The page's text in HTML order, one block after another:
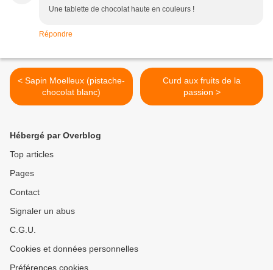
Une tablette de chocolat haute en couleurs !
Répondre
< Sapin Moelleux (pistache-
chocolat blanc)
Curd aux fruits de la
passion >
Hébergé par Overblog
Top articles
Pages
Contact
Signaler un abus
C.G.U.
Cookies et données personnelles
Préférences cookies